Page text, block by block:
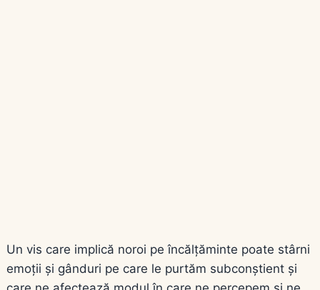
Un vis care implică noroi pe încălțăminte poate stârni
emoții și gânduri pe care le purtăm subconștient și